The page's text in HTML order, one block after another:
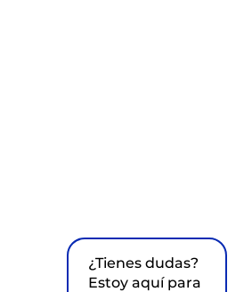
¿Tienes dudas?
Estoy aquí para